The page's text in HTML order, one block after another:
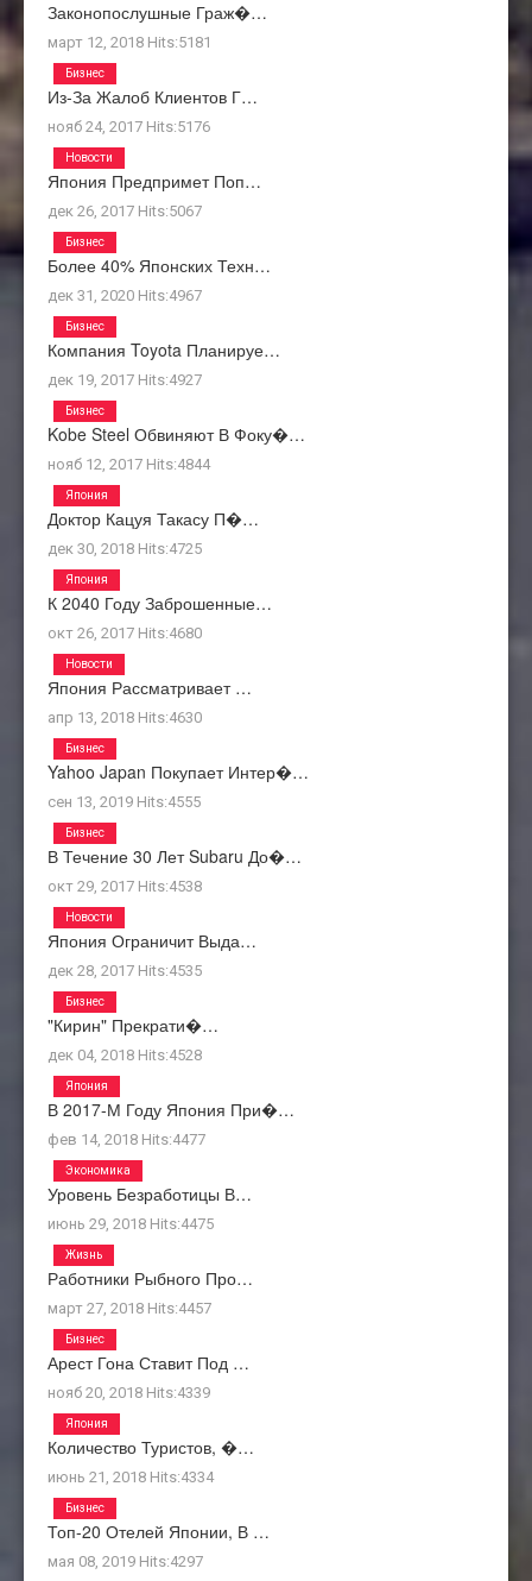
Законопослушные Граж�…
март 12, 2018 Hits:5181
Из-За Жалоб Клиентов Г…
нояб 24, 2017 Hits:5176
Бизнес
Япония Предпримет Поп…
дек 26, 2017 Hits:5067
Новости
Более 40% Японских Техн…
дек 31, 2020 Hits:4967
Бизнес
Компания Toyota Планируе…
дек 19, 2017 Hits:4927
Бизнес
Kobe Steel Обвиняют В Фоку�…
нояб 12, 2017 Hits:4844
Бизнес
Доктор Кацуя Такасу П�…
дек 30, 2018 Hits:4725
Япония
К 2040 Году Заброшенные…
окт 26, 2017 Hits:4680
Япония
Япония Рассматривает …
апр 13, 2018 Hits:4630
Новости
Yahoo Japan Покупает Интер�…
сен 13, 2019 Hits:4555
Бизнес
В Течение 30 Лет Subaru До�…
окт 29, 2017 Hits:4538
Бизнес
Япония Ограничит Выда…
дек 28, 2017 Hits:4535
Новости
"Кирин" Прекрати�…
дек 04, 2018 Hits:4528
Бизнес
В 2017-М Году Япония При�…
фев 14, 2018 Hits:4477
Япония
Уровень Безработицы В…
июнь 29, 2018 Hits:4475
Экономика
Работники Рыбного Про…
март 27, 2018 Hits:4457
Жизнь
Арест Гона Ставит Под …
нояб 20, 2018 Hits:4339
Бизнес
Количество Туристов, �…
июнь 21, 2018 Hits:4334
Япония
Топ-20 Отелей Японии, В …
мая 08, 2019 Hits:4297
Бизнес